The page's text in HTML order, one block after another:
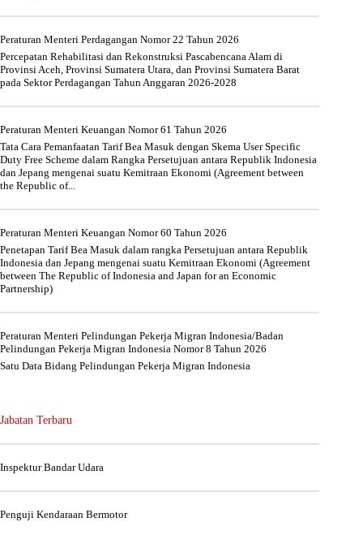
Peraturan Menteri Perdagangan Nomor 22 Tahun 2026
Percepatan Rehabilitasi dan Rekonstruksi Pascabencana Alam di
Provinsi Aceh, Provinsi Sumatera Utara, dan Provinsi Sumatera Barat
pada Sektor Perdagangan Tahun Anggaran 2026-2028
Peraturan Menteri Keuangan Nomor 61 Tahun 2026
Tata Cara Pemanfaatan Tarif Bea Masuk dengan Skema User Specific
Duty Free Scheme dalam Rangka Persetujuan antara Republik Indonesia
dan Jepang mengenai suatu Kemitraan Ekonomi (Agreement between
the Republic of...
Peraturan Menteri Keuangan Nomor 60 Tahun 2026
Penetapan Tarif Bea Masuk dalam rangka Persetujuan antara Republik
Indonesia dan Jepang mengenai suatu Kemitraan Ekonomi (Agreement
between The Republic of Indonesia and Japan for an Economic
Partnership)
Peraturan Menteri Pelindungan Pekerja Migran Indonesia/Badan
Pelindungan Pekerja Migran Indonesia Nomor 8 Tahun 2026
Satu Data Bidang Pelindungan Pekerja Migran Indonesia
Jabatan Terbaru
Inspektur Bandar Udara
Penguji Kendaraan Bermotor